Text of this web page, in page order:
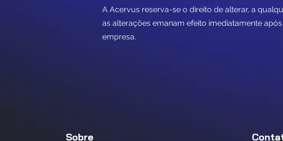
A Acervus reserva-se o direito de alterar, a
as alterações emanam efeito imediatamente
empresa.
Sobre